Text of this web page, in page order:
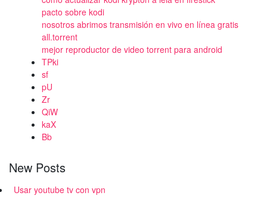
pacto sobre kodi
nosotros abrimos transmisión en vivo en línea gratis
all.torrent
mejor reproductor de video torrent para android
TPki
sf
pU
Zr
QiW
kaX
Bb
New Posts
Usar youtube tv con vpn